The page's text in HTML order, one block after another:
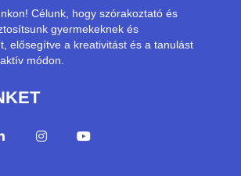
Célunk, hogy szórakoztató és
gyermekeknek és
elősegítve a kreativitást és a tanulást
módon.